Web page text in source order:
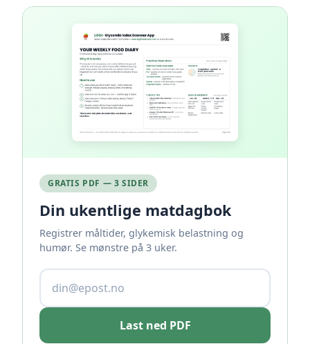
GRATIS PDF — 3 SIDER
Din ukentlige matdagbok
Registrer måltider, glykemisk belastning og
humør. Se mønstre på 3 uker.
Last ned PDF